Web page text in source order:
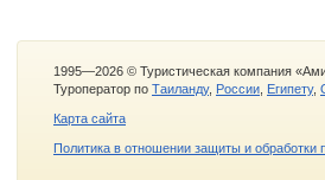
1995—2026 © Туристическая компания
Туроператор по Таиланду, России Египету,
Карта сайта
Политика в отношении защиты и обработки